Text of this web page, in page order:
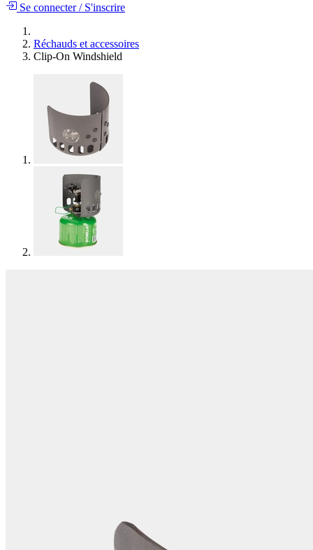
Se connecter/S'inscrire
Réchauds et accessoires
Clip-On Windshield